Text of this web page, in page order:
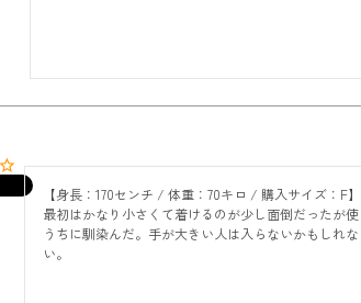
【身長：170センチ / 体重：70キロ / 購入サイズ：F】
最初はかなり小さくて着けるのが少し面倒だったが
うちに馴染んだ。手が大きい人は入らないかもしれな
い。